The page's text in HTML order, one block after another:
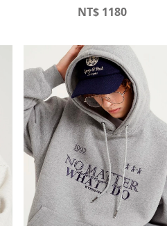
毛帽T🐾
NT$ 1180